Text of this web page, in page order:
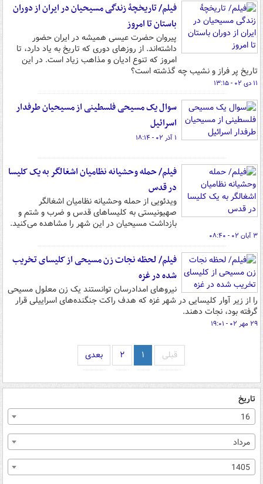
فیلم/ تاریخچۀ زندگی مسیحیان در ایران از دوران
باستان تا امروز
پیروان حضرت عیسی همیشه در ایران حضور
داشته‌اند. از روزهای دوری که تاریخ به یاد دارد، تا
امروز که تنوع ادیان و مذاهب زیاد است. در این
تاریخ پر فراز و نشیب چه گذشته است؟
۱۱ دی ۰۲ - ۱۳:۱۵
سوال یک مسیحی فلسطینی از مسیحیان طرفدار
اسرائیل
۱ آذر ۰۲ - ۱۸:۱۴
فیلم/ حمله وحشیانه نظامیان اشغالگر به یک کلیسا
در قدس
ویدئویی از حمله وحشیانه نظامیان اشغالگر
صهیونیستی به کلیساهای قدس و ضرب و شتم و
بازداشت مسیحیان در این شهر را مشاهده می‌کنید.
۳ آبان ۰۲ - ۰۸:۴۰
فیلم/ لحظه نجات زن مسیحی از کلیسای تخریب
شده در غزه
نیروهای امدادرسان توانستند یک زن معلول مسیحی
را از زیر آوار کلیسایی در شهر غزه که هدف راکت جنگنده‌های اسراییلی قرار
گرفته بود، نجات دهند.
۲۹ مهر ۰۲ - ۱۹:۰۱
قبلی ۱ ۲ بعدی
تاریخ
16
مرداد
1405